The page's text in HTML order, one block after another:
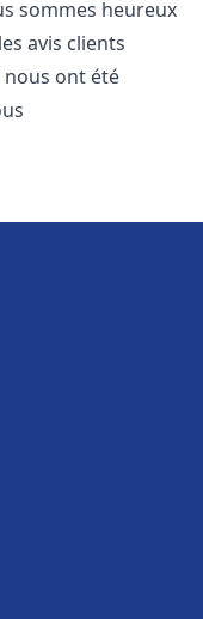
sommes heureux
avis clients
ont été